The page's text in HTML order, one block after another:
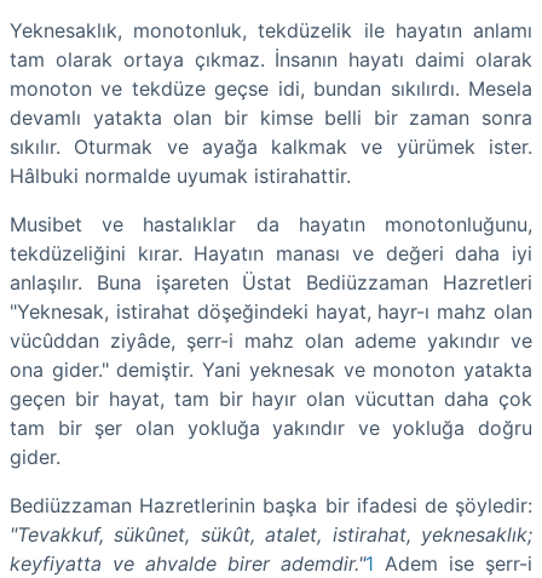
Yeknesaklık, monotonluk, tekdüzelik ile hayatın anlamı
tam olarak ortaya çıkmaz. İnsanın hayatı daimi olarak
monoton ve tekdüze geçse idi, bundan sıkılırdı. Mesela
devamlı yatakta olan bir kimse belli bir zaman sonra
sıkılır. Oturmak ve ayağa kalkmak ve yürümek ister.
Hâlbuki normalde uyumak istirahattir.
Musibet ve hastalıklar da hayatın monotonluğunu,
tekdüzeliğini kırar. Hayatın manası ve değeri daha iyi
anlaşılır. Buna işareten Üstat Bediüzzaman Hazretleri
"Yeknesak, istirahat döşeğindeki hayat, hayr-ı mahz olan
vücûddan ziyâde, şerr-i mahz olan ademe yakındır ve
ona gider." demiştir. Yani yeknesak ve monoton yatakta
geçen bir hayat, tam bir hayır olan vücuttan daha çok
tam bir şer olan yokluğa yakındır ve yokluğa doğru
gider.
Bediüzzaman Hazretlerinin başka bir ifadesi de şöyledir:
"Tevakkuf, sükûnet, sükût, atalet, istirahat, yeknesaklık;
keyfiyatta ve ahvalde birer ademdir."1 Adem ise şerr-i